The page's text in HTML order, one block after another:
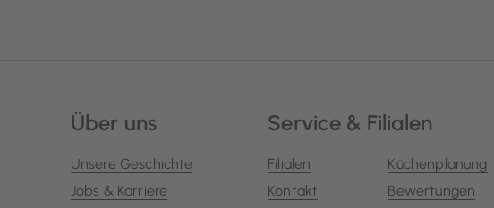
Über uns
Unsere Geschichte
Jobs & Karriere
Service & Filialen
Filialen
Kontakt
Küchenplanung
Bewertungen